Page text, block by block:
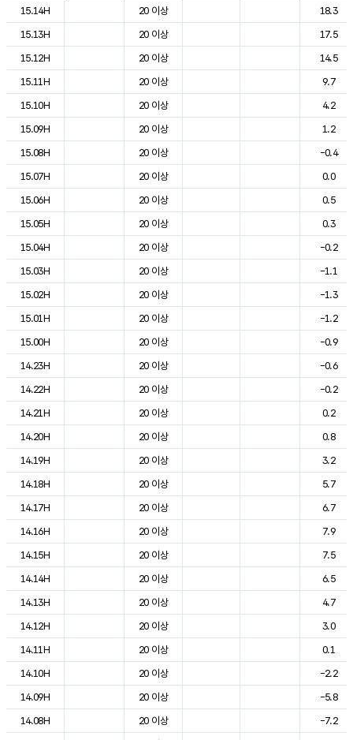
도시별 기상실황표로 지점, 날씨, 기온, 강수, 바람, 기압등을 안내한 표입
15.14H
20 이상
18.3
15.13H
20 이상
17.5
15.12H
20 이상
14.5
15.11H
20 이상
9.7
15.10H
20 이상
4.2
15.09H
20 이상
1.2
15.08H
20 이상
-0.4
15.07H
20 이상
0.0
15.06H
20 이상
0.5
15.05H
20 이상
0.3
15.04H
20 이상
-0.2
15.03H
20 이상
-1.1
15.02H
20 이상
-1.3
15.01H
20 이상
-1.2
15.00H
20 이상
-0.9
14.23H
20 이상
-0.6
14.22H
20 이상
-0.2
14.21H
20 이상
0.2
14.20H
20 이상
0.8
14.19H
20 이상
3.2
14.18H
20 이상
5.7
14.17H
20 이상
6.7
14.16H
20 이상
7.9
14.15H
20 이상
7.5
14.14H
20 이상
6.5
14.13H
20 이상
4.7
14.12H
20 이상
3.0
14.11H
20 이상
0.1
14.10H
20 이상
-2.2
14.09H
20 이상
-5.8
14.08H
20 이상
-7.2